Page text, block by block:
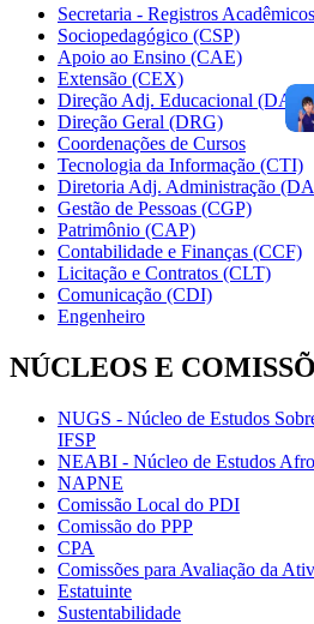
Secretaria - Registros
Sociopedagógico (CSP)
Apoio ao Ensino (CAE)
Extensão (CEX)
Direção Adj. Educacional (DAE)
Direção Geral (DRG)
Coordenações de Cursos
Tecnologia da Informação (CTI)
Diretoria Adj. Administração
Gestão de Pessoas (CGP)
Patrimônio (CAP)
Contabilidade e Finanças (CCF)
Licitação e Contratos (CLT)
Comunicação (CDI)
Engenheiro
NÚCLEOS E
NUGS - Núcleo de Estudos
IFSP
NEABI - Núcleo de Estudos
NAPNE
Comissão Local do PDI
Comissão do PPP
CPA
Comissões para Avaliação da
Estatuinte
Sustentabilidade